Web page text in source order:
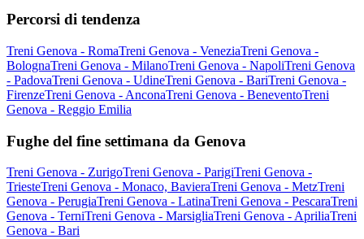
Percorsi di tendenza
Treni Genova - RomaTreni Genova - VeneziaTreni Genova -
BolognaTreni Genova - MilanoTreni Genova - NapoliTreni Genova
- PadovaTreni Genova - UdineTreni Genova - BariTreni Genova -
FirenzeTreni Genova - AnconaTreni Genova - BeneventoTreni
Genova - Reggio Emilia
Fughe del fine settimana da Genova
Treni Genova - ZurigoTreni Genova - ParigiTreni Genova -
TriesteTreni Genova - Monaco, BavieraTreni Genova - MetzTreni
Genova - PerugiaTreni Genova - LatinaTreni Genova - PescaraTreni
Genova - TerniTreni Genova - MarsigliaTreni Genova - ApriliaTreni
Genova - Bari